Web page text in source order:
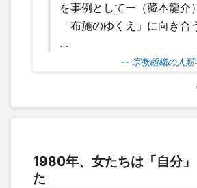
を事例としてー（藏本龍
「布施のゆくえ」に向き合
…
-- 宗教組織の人類
1980年、女たちは「自分
た